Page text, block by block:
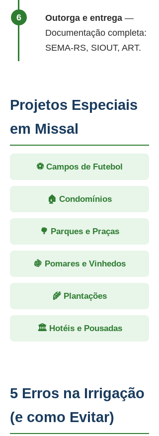
Outorga e entrega —
Documentação completa:
SEMA-RS, SIOUT, ART.
Projetos Especiais
em Missal
⚽ Campos de Futebol
🏠 Condomínios
🌳 Parques e Praças
🍇 Pomares e Vinhedos
🌾 Plantações
🏛 Hotéis e Pousadas
5 Erros na Irrigação
(e como Evitar)